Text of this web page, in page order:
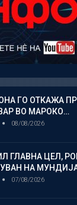
ГО ОТКАЖА
ВО МАРОКО…
08/08/2026
ГЛАВНА ЦЕЛ,
НА
07/08/2026